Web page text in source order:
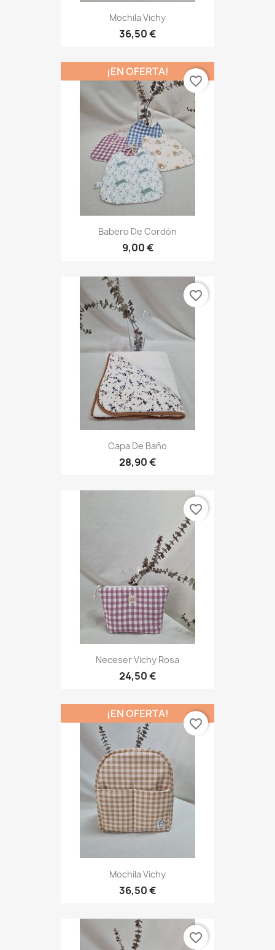
Mochila Vichy
36,50 €
Babero De Cordón
9,00 €
¡EN OFERTA!
favorite_border
Capa De Baño
28,90 €
favorite_border
Neceser Vichy Rosa
24,50 €
favorite_border
Mochila Vichy
36,50 €
¡EN OFERTA!
favorite_border
favorite_border